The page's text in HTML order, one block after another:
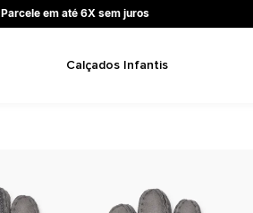
Parcele em até 6X sem juros
Calçados Infantis